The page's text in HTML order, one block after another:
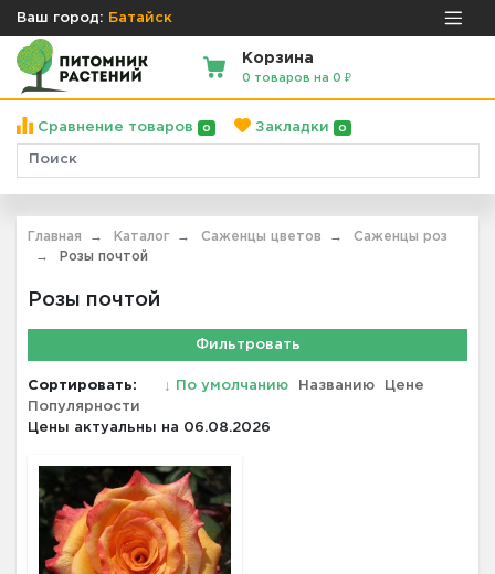
Ваш город: Батайск
Корзина
0 товаров на 0 ₽
Сравнение товаров 0 Закладки 0
Главная Каталог Саженцы цветов
Саженцы роз
Розы почтой
Розы почтой
Фильтровать
Сортировать: ↓ По умолчанию Названию
Цене
Популярности
Цены актуальны на 06.08.2026